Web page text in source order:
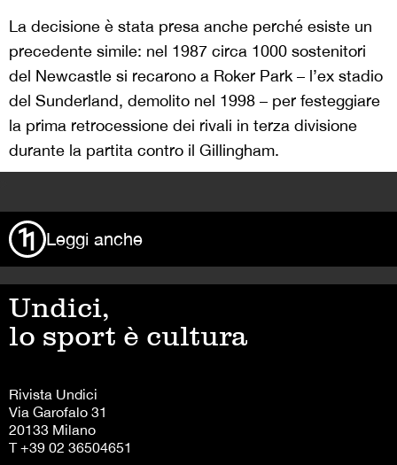
La decisione è stata presa anche perché esiste un
precedente simile: nel 1987 circa 1000 sostenitori
del Newcastle si recarono a Roker Park – l’ex stadio
del Sunderland, demolito nel 1998 – per festeggiare
la prima retrocessione dei rivali in terza divisione
durante la partita contro il Gillingham.
Leggi anche
Undici,
lo sport è cultura
Rivista Undici
Via Garofalo 31
20133 Milano
T +39 02 36504651